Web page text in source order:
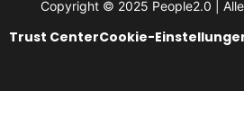
Copyright © 2025 People2.0 |
Trust CenterCookie-